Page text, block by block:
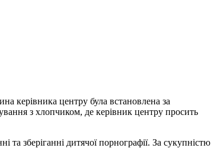
керівника центру була встановлена за
з хлопчиком, де керівник центру просить
та зберіганні дитячої порнографії. За сукупністю